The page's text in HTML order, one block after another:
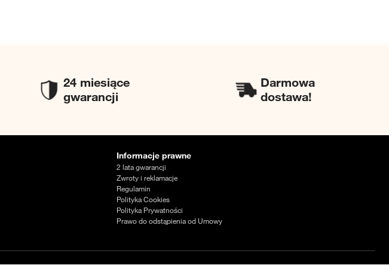
24 miesiące
gwarancji
Darmowa
dostawa!
Informacje prawne
2 lata gwarancji
Zwroty i reklamacje
Regulamin
Polityka Cookies
Polityka Prywatności
Prawo do odstąpienia od Umowy